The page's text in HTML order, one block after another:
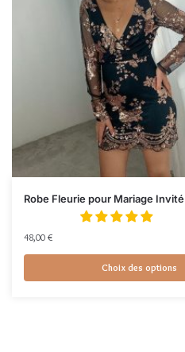
Robe Fleurie pour Mariage Invité
48,00 €
Choix des options